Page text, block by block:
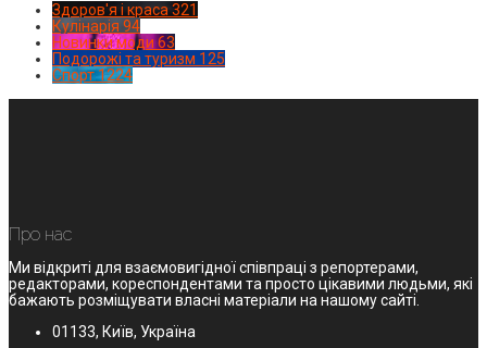
Здоров'я і краса 321
Кулінарія 94
Новинки моди 63
Подорожі та туризм 125
Спорт1224
Про нас
Ми відкриті для взаємовигідної співпраці з репортерами,
редакторами, кореспондентами та просто цікавими людьми, які
бажають розміщувати власні матеріали на нашому сайті.
01133, Київ, Україна